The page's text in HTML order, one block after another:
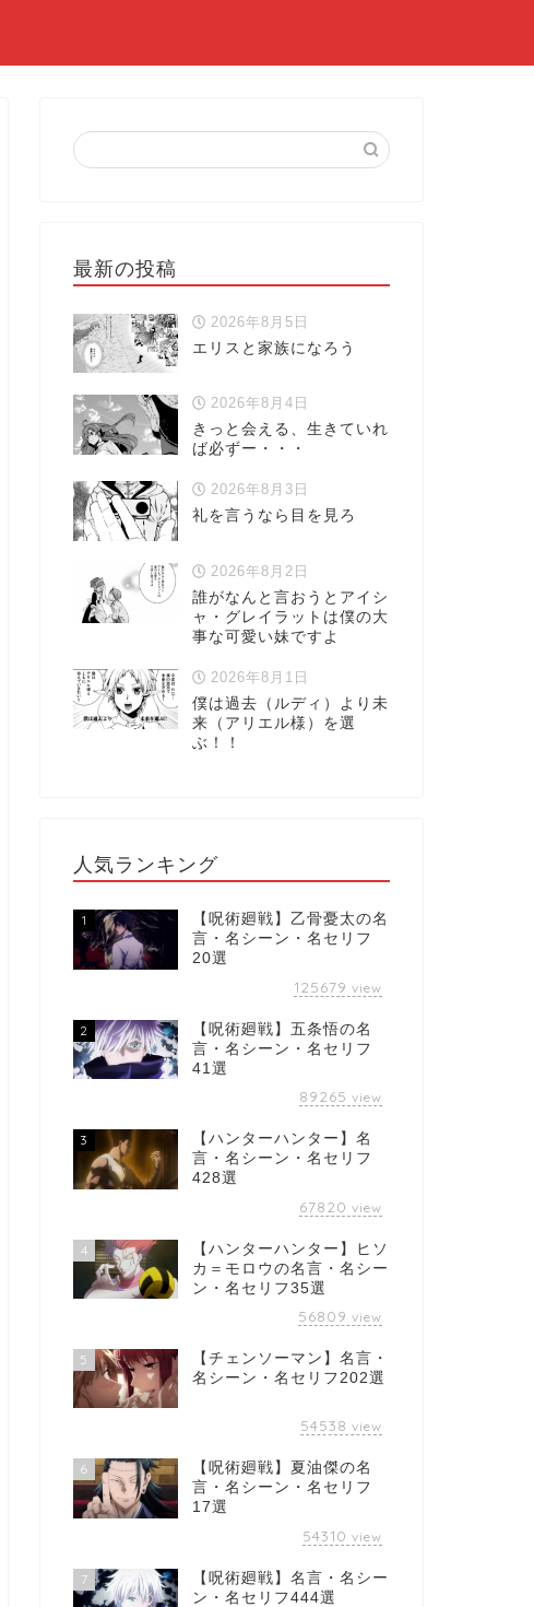
最新の投稿
2026年8月5日
エリスと家族になろう
2026年8月4日
きっと会える、生きていれ
ば必ずー・・・
2026年8月3日
礼を言うなら目を見ろ
2026年8月2日
誰がなんと言おうとアイシ
ャ・グレイラットは僕の大
事な可愛い妹ですよ
2026年8月1日
僕は過去（ルディ）より未
来（アリエル様）を選
ぶ！！
人気ランキング
1
【呪術廻戦】乙骨憂太の名
言・名シーン・名セリフ
20選
125679 view
2
【呪術廻戦】五条悟の名
言・名シーン・名セリフ
41選
89265 view
3
【ハンターハンター】名
言・名シーン・名セリフ
428選
67820 view
4
【ハンターハンター】ヒソ
カ＝モロウの名言・名シー
ン・名セリフ35選
56809 view
5
【チェンソーマン】名言・
名シーン・名セリフ202選
54538 view
6
【呪術廻戦】夏油傑の名
言・名シーン・名セリフ
17選
54310 view
7
【呪術廻戦】名言・名シー
ン・名セリフ444選